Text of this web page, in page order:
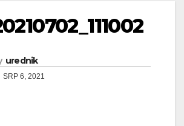
urednik
SRP 6, 2021